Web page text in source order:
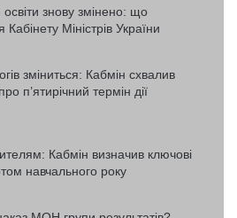
знову змінено: що
Міністрів України
зміниться: Кабмін схвалив
п’ятирічний термін дії
Кабмін визначив ключові
навчального року